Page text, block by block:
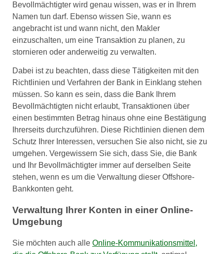
Bevollmächtigter wird genau wissen, was er in Ihrem
Namen tun darf. Ebenso wissen Sie, wann es
angebracht ist und wann nicht, den Makler
einzuschalten, um eine Transaktion zu planen, zu
stornieren oder anderweitig zu verwalten.
Dabei ist zu beachten, dass diese Tätigkeiten mit den
Richtlinien und Verfahren der Bank in Einklang stehen
müssen. So kann es sein, dass die Bank Ihrem
Bevollmächtigten nicht erlaubt, Transaktionen über
einen bestimmten Betrag hinaus ohne eine Bestätigung
Ihrerseits durchzuführen. Diese Richtlinien dienen dem
Schutz Ihrer Interessen, versuchen Sie also nicht, sie zu
umgehen. Vergewissern Sie sich, dass Sie, die Bank
und Ihr Bevollmächtigter immer auf derselben Seite
stehen, wenn es um die Verwaltung dieser Offshore-
Bankkonten geht.
Verwaltung Ihrer Konten in einer Online-
Umgebung
Sie möchten auch alle Online-Kommunikationsmittel,